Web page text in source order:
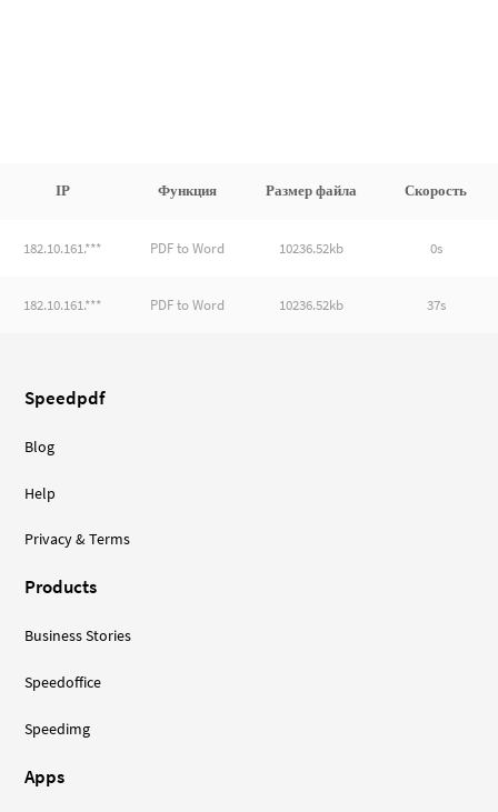
IP Функция Размер файла Скорость
182.10.161.*** PDF to Word 10236.52kb 0s
182.10.161.*** PDF to Word 10236.52kb 37s
Speedpdf
Blog
Help
Privacy & Terms
Products
Business Stories
Speedoffice
Speedimg
Apps